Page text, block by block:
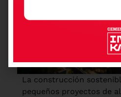
La construcción
pequeños proyectos de